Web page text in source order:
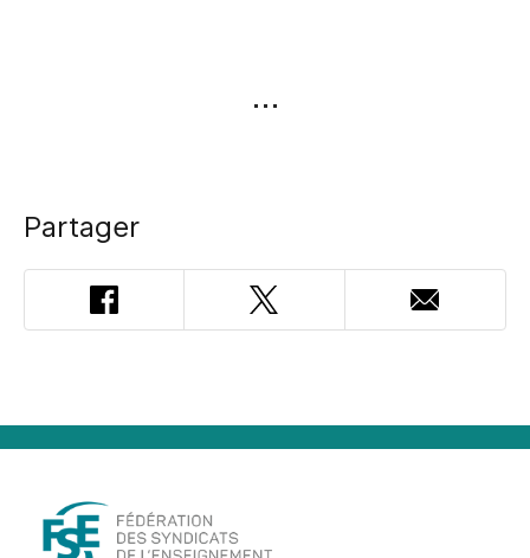
Partager
Facebook Twitter
Adresse
courriel